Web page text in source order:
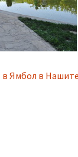
в Ямбол в